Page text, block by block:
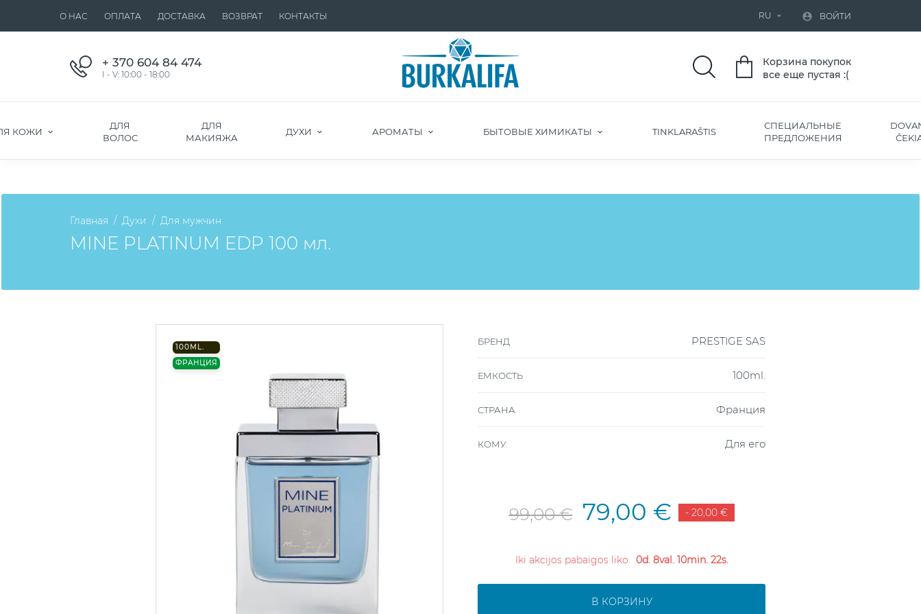
О НАС ОПЛАТА ДОСТАВКА ВОЗВРАТ КОНТАКТЫ RU   ВОЙТИ
+ 370 604 84 474
I - V: 10:00 - 18:00
Корзина покупок
все еще пустая :(
КОЖИ
ДЛЯ
ВОЛОС
ДЛЯ
МАКИЯЖА
ДУХИ АРОМАТЫ БЫТОВЫЕ ХИМИКАТЫ TINKLARAŠTIS
СПЕЦИАЛЬНЫЕ
ПРЕДЛОЖЕНИЯ
Главная Духи Для мужчин
MINE PLATINUM EDP 100 мл.
100ML.
ФРАНЦИЯ
БРЕНД PRESTIGE SAS
ЕМКОСТЬ 100ml.
СТРАНА Франция
КОМУ Для его
99,00 € 79,00 € - 20,00 €
Iki akcijos pabaigos liko:0d. 8val. 10min. 21s.
В КОРЗИНУ